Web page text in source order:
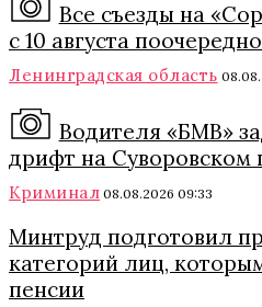
Все съезды на
с 10 августа
Ленинградская область
Водителя «БМВ»
дрифт на Суворовском
Криминал 08.08.2026 09:33
Минтруд подготовил
категорий лиц,
пенсии